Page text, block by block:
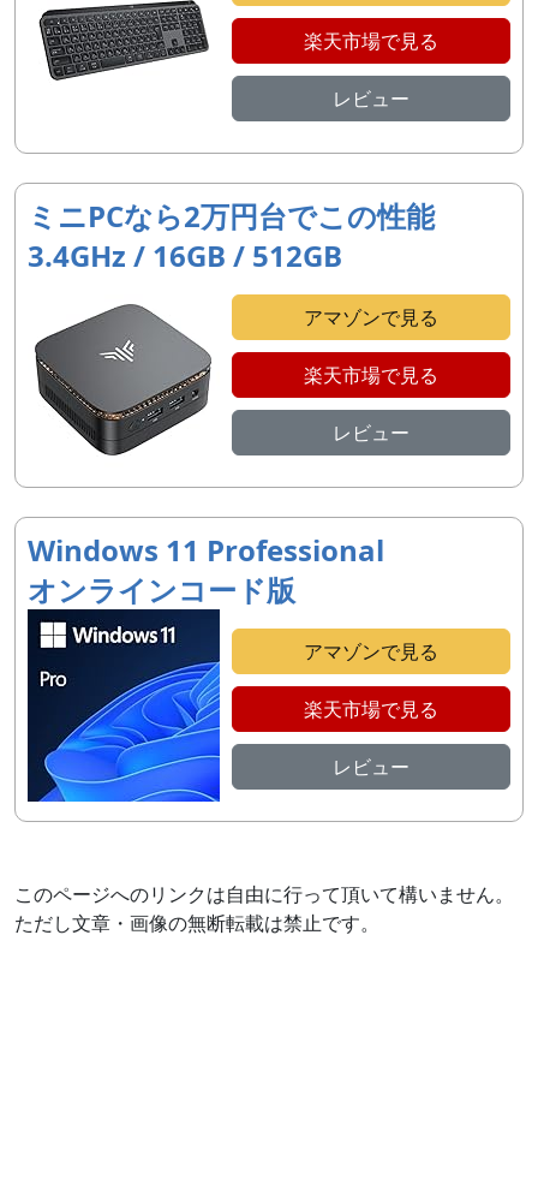
楽天市場で見る
レビュー
ミニPCなら2万円台でこの性能
3.4GHz / 16GB / 512GB
アマゾンで見る
楽天市場で見る
レビュー
Windows 11 Professional
オンラインコード版
アマゾンで見る
楽天市場で見る
レビュー
このページへのリンクは自由に行って頂いて構いません。
ただし文章・画像の無断転載は禁止です。